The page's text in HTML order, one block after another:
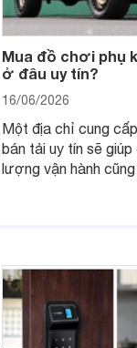
Mua đồ chơi phụ
ở đâu uy tín?
16/06/2026
Một địa chỉ cung
bán tải uy tín sẽ
lượng vận hành